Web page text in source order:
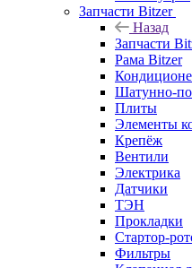
Запчасти Bitzer
Назад
Запчасти
Рама Bitzer
Шатунно-
Плиты
Элементы
Крепёж
Вентили
Электрика
Датчики
ТЭН
Прокладки
Стартор-
Фильтры